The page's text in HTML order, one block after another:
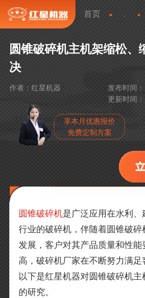
首页 新闻
圆锥破碎机主机架缩松、
决
作者：红星机器
发布时间
更新时间
享本月优惠报价
免费定制方案
圆锥破碎机是广泛应用在水利
行业的破碎机，伴随着圆锥破碎
发展，客户对其产品质量和性能
高，破碎机厂家在不断努力满足
以下是红星机器对圆锥破碎机
的研究。